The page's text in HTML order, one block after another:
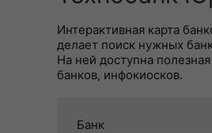
Интерактивная карта
делает поиск нужных
На ней доступна
банков, инфокиосков.
Банк